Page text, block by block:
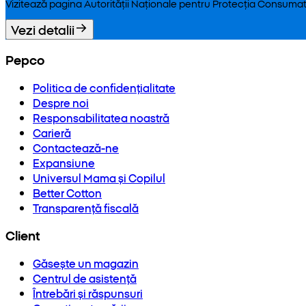
Vizitează pagina Autorității Naționale pentru Protecția
Vezi detalii
Pepco
Politica de confidențialitate
Despre noi
Responsabilitatea noastră
Carieră
Contactează-ne
Expansiune
Universul Mama și Copilul
Better Cotton
Transparență fiscală
Client
Găsește un magazin
Centrul de asistență
Întrebări și răspunsuri